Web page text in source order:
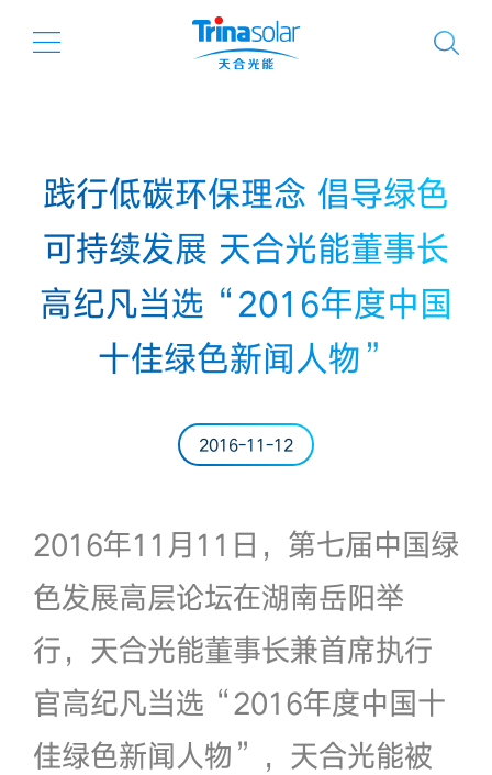
践行低碳环保理念 倡导绿色
可持续发展 天合光能董事长
高纪凡当选“2016年度中国
十佳绿色新闻人物”
2016-11-12
2016年11月11日，第七届中国绿
色发展高层论坛在湖南岳阳举
行，天合光能董事长兼首席执行
官高纪凡当选“2016年度中国十
佳绿色新闻人物”，天合光能被